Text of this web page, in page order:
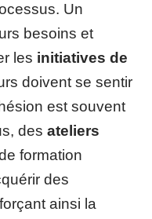
Un
besoins et
les initiatives de
doivent se sentir
est souvent
des ateliers
formation
des
ainsi la